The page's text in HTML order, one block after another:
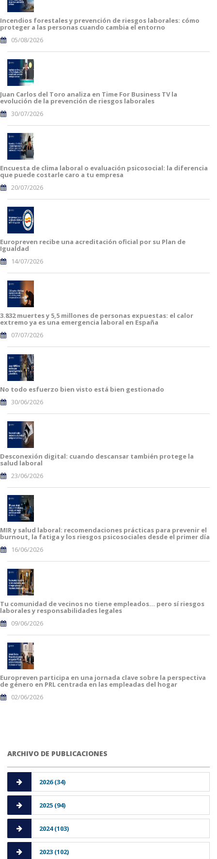
Incendios forestales y prevención de riesgos laborales: cómo
proteger a las personas cuando cambia el entorno
05/08/2026
Juan Carlos del Toro analiza en Time For Business TV la
evolución de la prevención de riesgos laborales
30/07/2026
Encuesta de clima laboral o evaluación psicosocial: la diferencia
que puede costarle caro a tu empresa
20/07/2026
Europreven recibe una acreditación oficial por su Plan de
Igualdad
14/07/2026
3.832 muertes y 5,5 millones de personas expuestas: el calor
extremo ya es una emergencia laboral en España
07/07/2026
No todo esfuerzo bien visto está bien gestionado
30/06/2026
Desconexión digital: cuando descansar también protege la
salud laboral
23/06/2026
MIR y salud laboral: recomendaciones prácticas para prevenir el
burnout, la fatiga y los riesgos psicosociales desde el primer día
16/06/2026
Tu comunidad de vecinos no tiene empleados… pero sí riesgos
laborales y responsabilidades legales
09/06/2026
Europreven participa en una jornada clave sobre la perspectiva
de género en PRL centrada en las empleadas del hogar
02/06/2026
ARCHIVO DE PUBLICACIONES
2026 (34)
2025 (94)
2024 (103)
2023 (102)